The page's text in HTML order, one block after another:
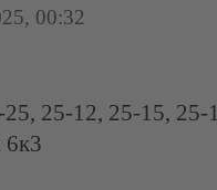
00:32
25, 25-12, 25-15, 25-
6к3